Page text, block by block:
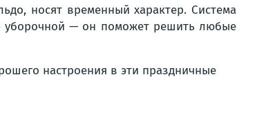
носят временный характер. Система
уборочной — он поможет решить любые
настроения в эти праздничные